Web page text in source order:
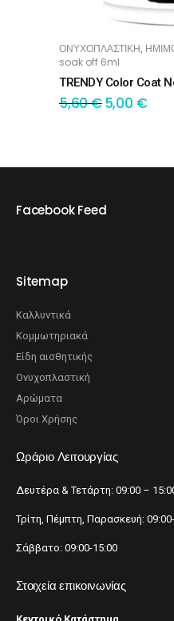
ΠΡΟΣΘΉΚΗ ΣΤΟ
ΟΝΥΧΟΠΛΑΣΤΙΚΗ,
soak off 6ml
TRENDY Color Coat
5,60€5,00 €
Facebook Feed
Sitemap
Καλλυντικά
Κομμωτηριακά
Είδη αισθητικής
Ονυχοπλαστική
Αρώματα
Όροι Χρήσης
Ωράριο Λειτουργίας
Δευτέρα & Τετάρτη: 09:00 –
Τρίτη, Πέμπτη, Παρασκευή:
Σάββατο: 09:00-15:00
Στοιχεία επικοινωνίας